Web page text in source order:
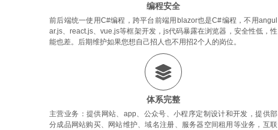
编程安全
前后端统一使用C#编程，跨平台前端用blazor也是C#编程，不用angul
ar.js、react.js、vue.js等框架开发，js代码暴露在浏览器，安全性低，性
能也差。后期维护如果您想自己招人也不用招2个人的岗位。
体系完整
主营业务：提供网站、app、公众号、小程序定制设计和开发，提供部
分成品网站购买、网站维护、域名注册、服务器空间租用等业务，互联